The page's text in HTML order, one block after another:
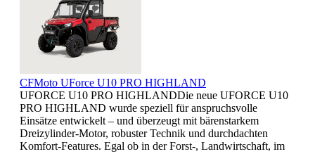
CFMoto UForce U10 PRO HIGHLAND
UFORCE U10 PRO HIGHLANDDie neue UFORCE U10
PRO HIGHLAND wurde speziell für anspruchsvolle
Einsätze entwickelt – und überzeugt mit bärenstarkem
Dreizylinder-Motor, robuster Technik und durchdachten
Komfort-Features. Egal ob in der Forst-, Landwirtschaft, im